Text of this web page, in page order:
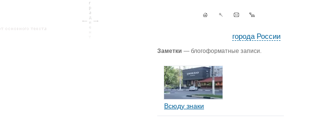
города России
Заметки — блогоформатные записи.
Всюду знаки